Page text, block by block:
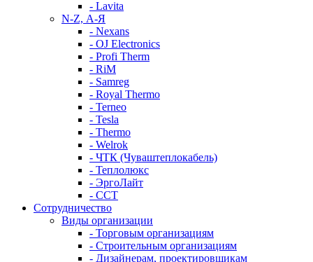
- Lavita
N-Z, А-Я
- Nexans
- OJ Electronics
- Profi Therm
- RiM
- Samreg
- Royal Thermo
- Terneo
- Tesla
- Thermo
- Welrok
- ЧТК (Чуваштеплокабель)
- Теплолюкс
- ЭргоЛайт
- ССТ
Сотрудничество
Виды организации
- Торговым организациям
- Строительным организациям
- Дизайнерам, проектировщикам